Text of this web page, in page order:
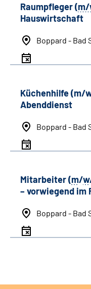
Raumpfleger (
Hauswirtschaft
Boppard - Bad
Küchenhilfe (m/
Abenddienst
Boppard - Bad
Mitarbeiter (m/w
– vorwiegend im
Boppard - Bad